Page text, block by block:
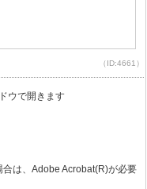
（ID:4661）
ウで開きます
は、Adobe Acrobat(R)が必要